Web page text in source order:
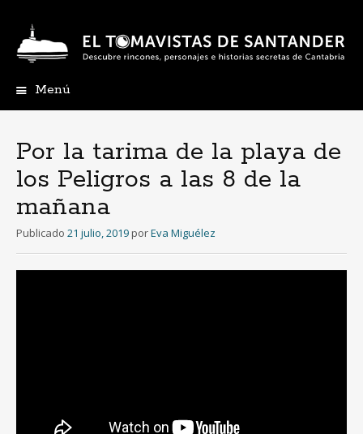
Menú
Por la tarima de la playa de
los Peligros a las 8 de la
mañana
Publicado 21 julio, 2019 porEva Miguélez